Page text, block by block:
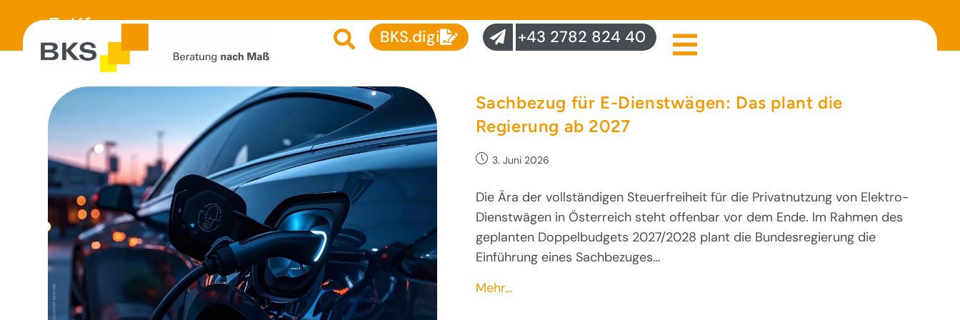
BKS.digi +43 2782 824 40
E-Kfz
Sachbezug für E-Dienstwägen: Das plant die
Regierung ab 2027
3. Juni 2026
Die Ära der vollständigen Steuerfreiheit für die Privatnutzung von Elektro-
Dienstwägen in Österreich steht offenbar vor dem Ende. Im Rahmen des
geplanten Doppelbudgets 2027/2028 plant die Bundesregierung die
Einführung eines Sachbezuges…
Mehr…